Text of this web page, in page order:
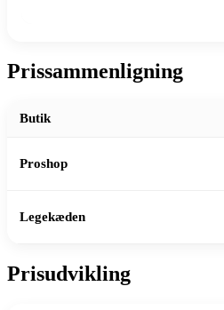
Prissammenligning
Butik
Proshop
Legekæden
Prisudvikling